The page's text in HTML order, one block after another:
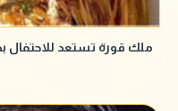
ملك قورة تستعد للاحتفال